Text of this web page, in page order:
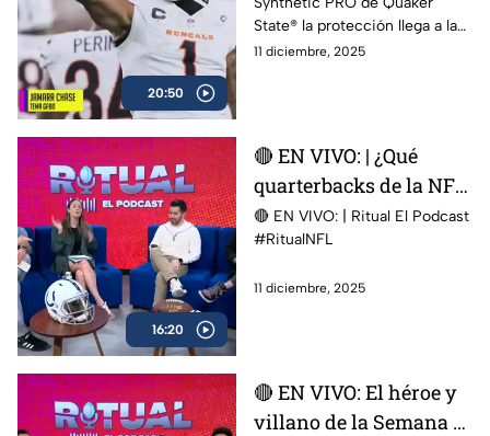
20:50
Podcast | presentado
por Quaker State
State®️ la protección llega a la
zona de anotación 🏈
11 diciembre, 2025
16:20
🔴 EN VIVO: | ¿Qué
quarterbacks de la NFL
pertenecen a la élite? |
Ritual El Podcast
🔴 EN VIVO: | Ritual El Podcast
#RitualNFL
11 diciembre, 2025
🔴 EN VIVO: El héroe y
villano de la Semana 1